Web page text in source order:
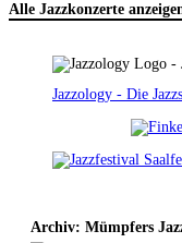
Alle Jazzkonzerte
Jazzology - Die
Archiv: Mümpfers